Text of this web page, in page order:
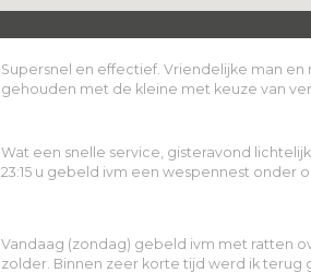
Supersnel en effectief. Vriendelijke man en
gehouden met de kleine met keuze van
Wat een snelle service, gisteravond
23:15 u gebeld ivm een wespennest onder
Vandaag (zondag) gebeld ivm met ratten
zolder. Binnen zeer korte tijd werd ik terug